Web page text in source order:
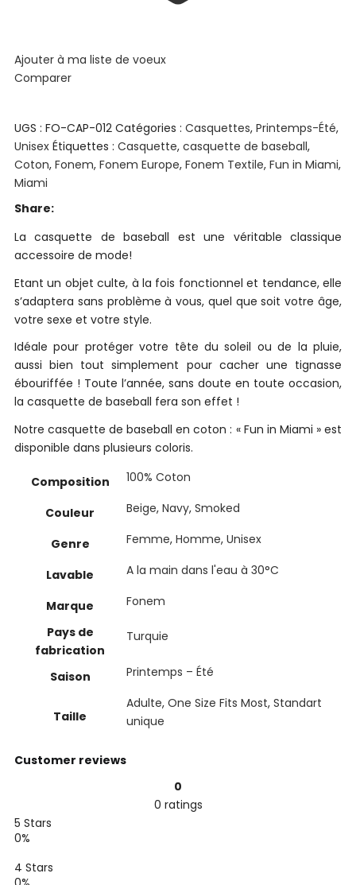
Ajouter à ma liste de voeux
Comparer
UGS : FO-CAP-012 Catégories : Casquettes, Printemps-Été,
Unisex Étiquettes : Casquette, casquette de baseball,
Coton, Fonem, Fonem Europe, Fonem Textile, Fun in Miami,
Miami
Share:
La casquette de baseball est une véritable classique
accessoire de mode!
Etant un objet culte, à la fois fonctionnel et tendance, elle
s’adaptera sans problème à vous, quel que soit votre âge,
votre sexe et votre style.
Idéale pour protéger votre tête du soleil ou de la pluie,
aussi bien tout simplement pour cacher une tignasse
ébouriffée ! Toute l’année, sans doute en toute occasion,
la casquette de baseball fera son effet !
Notre casquette de baseball en coton : « Fun in Miami » est
disponible dans plusieurs coloris.
Composition 100% Coton
Couleur Beige, Navy, Smoked
Genre Femme, Homme, Unisex
Lavable A la main dans l'eau à 30°C
Marque
Fonem
Pays de
fabrication
Turquie
Saison Printemps – Été
Taille
Adulte, One Size Fits Most, Standart
unique
Customer reviews
0
0 ratings
5 Stars
0%
4 Stars